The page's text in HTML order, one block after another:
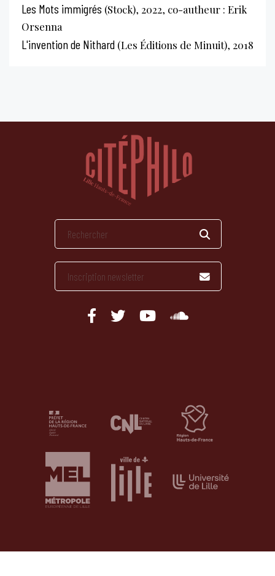
Les Mots immigrés (Stock), 2022, co-autheur : Erik
Orsenna
L'invention de Nithard (Les Éditions de Minuit), 2018